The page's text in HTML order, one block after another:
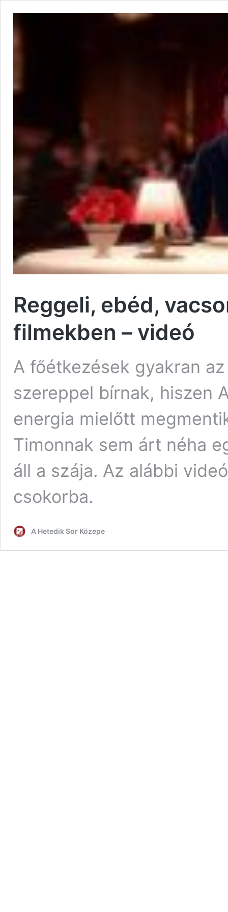
Reggeli, ebéd,
filmekben – videó
A főétkezések gyakran
szereppel bírnak, hiszen
energia mielőtt
Timonnak sem árt néha
áll a szája. Az alábbi
csokorba.
A Hetedik Sor Közepe